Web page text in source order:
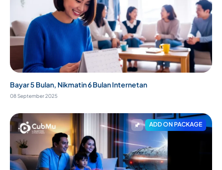
Bayar 5 Bulan, Nikmatin 6 Bulan Internetan
08 September 2025
ADD ON PACKAGE